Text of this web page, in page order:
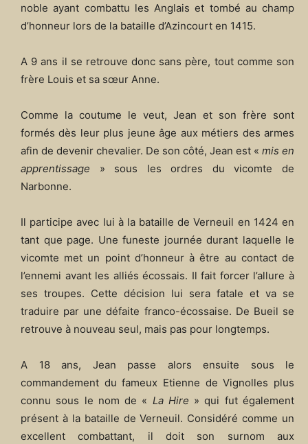
noble ayant combattu les Anglais et tombé au champ
d’honneur lors de la bataille d’Azincourt en 1415.
A 9 ans il se retrouve donc sans père, tout comme son
frère Louis et sa sœur Anne.
Comme la coutume le veut, Jean et son frère sont
formés dès leur plus jeune âge aux métiers des armes
afin de devenir chevalier. De son côté, Jean est « mis en
apprentissage » sous les ordres du vicomte de
Narbonne.
Il participe avec lui à la bataille de Verneuil en 1424 en
tant que page. Une funeste journée durant laquelle le
vicomte met un point d’honneur à être au contact de
l’ennemi avant les alliés écossais. Il fait forcer l’allure à
ses troupes. Cette décision lui sera fatale et va se
traduire par une défaite franco-écossaise. De Bueil se
retrouve à nouveau seul, mais pas pour longtemps.
A 18 ans, Jean passe alors ensuite sous le
commandement du fameux Etienne de Vignolles plus
connu sous le nom de « La Hire » qui fut également
présent à la bataille de Verneuil. Considéré comme un
excellent combattant, il doit son surnom aux